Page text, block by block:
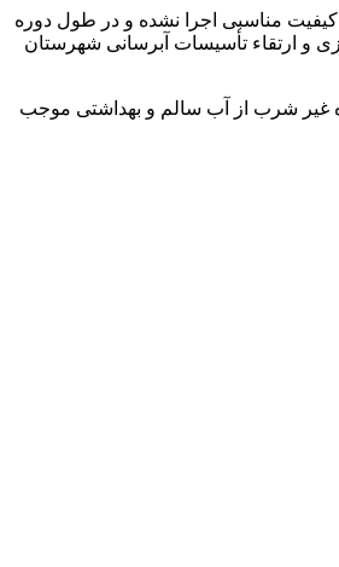
زلزله سال 1369 به دلیل فوریت نیاز به اجرای پروژه ها، با کیفیت مناسبی اجرا نشده و در طول دوره
و ارتقاء تأسیسات آبرسانی شهرستان
غیر شرب از آب سالم و بهداشتی موجب